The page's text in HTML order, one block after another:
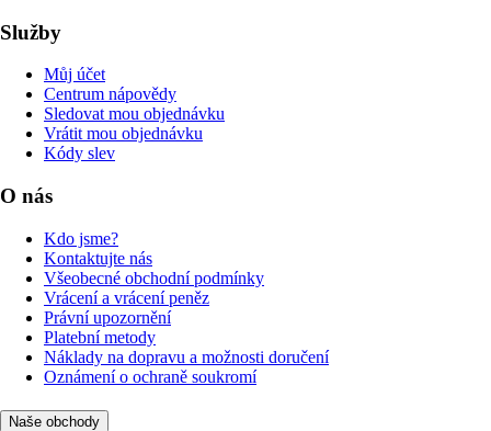
Služby
Můj účet
Centrum nápovědy
Sledovat mou objednávku
Vrátit mou objednávku
Kódy slev
O nás
Kdo jsme?
Kontaktujte nás
Všeobecné obchodní podmínky
Vrácení a vrácení peněz
Právní upozornění
Platební metody
Náklady na dopravu a možnosti doručení
Oznámení o ochraně soukromí
Naše obchody